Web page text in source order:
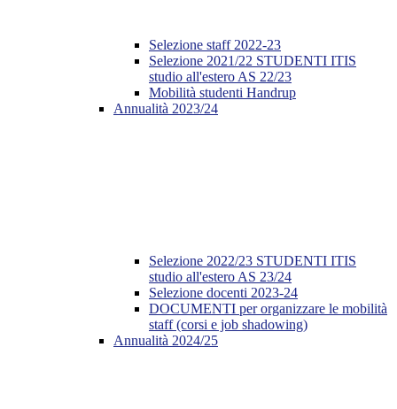
Selezione staff 2022-23
Selezione 2021/22 STUDENTI ITIS
studio all'estero AS 22/23
Mobilità studenti Handrup
Annualità 2023/24
Selezione 2022/23 STUDENTI ITIS
studio all'estero AS 23/24
Selezione docenti 2023-24
DOCUMENTI per organizzare le mobilità
staff (corsi e job shadowing)
Annualità 2024/25